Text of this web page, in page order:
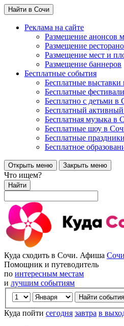
Найти в Сочи
Реклама на сайте
Размещение анонсов
Размещение
Размещение мест и
Размещение баннеров
Бесплатные события
Бесплатные выставки
Бесплатные
Бесплатно с детьми в
Бесплатный
Бесплатная музыка в
Бесплатные шоу в
Бесплатные
Бесплатное
Открыть меню Закрыть меню
Что ищем?
Найти
Куда сходить в Сочи. Афиша Сочи
Помощник и путеводитель
по интересным местам
и лучшим событиям
Куда пойти сегодня завтра в